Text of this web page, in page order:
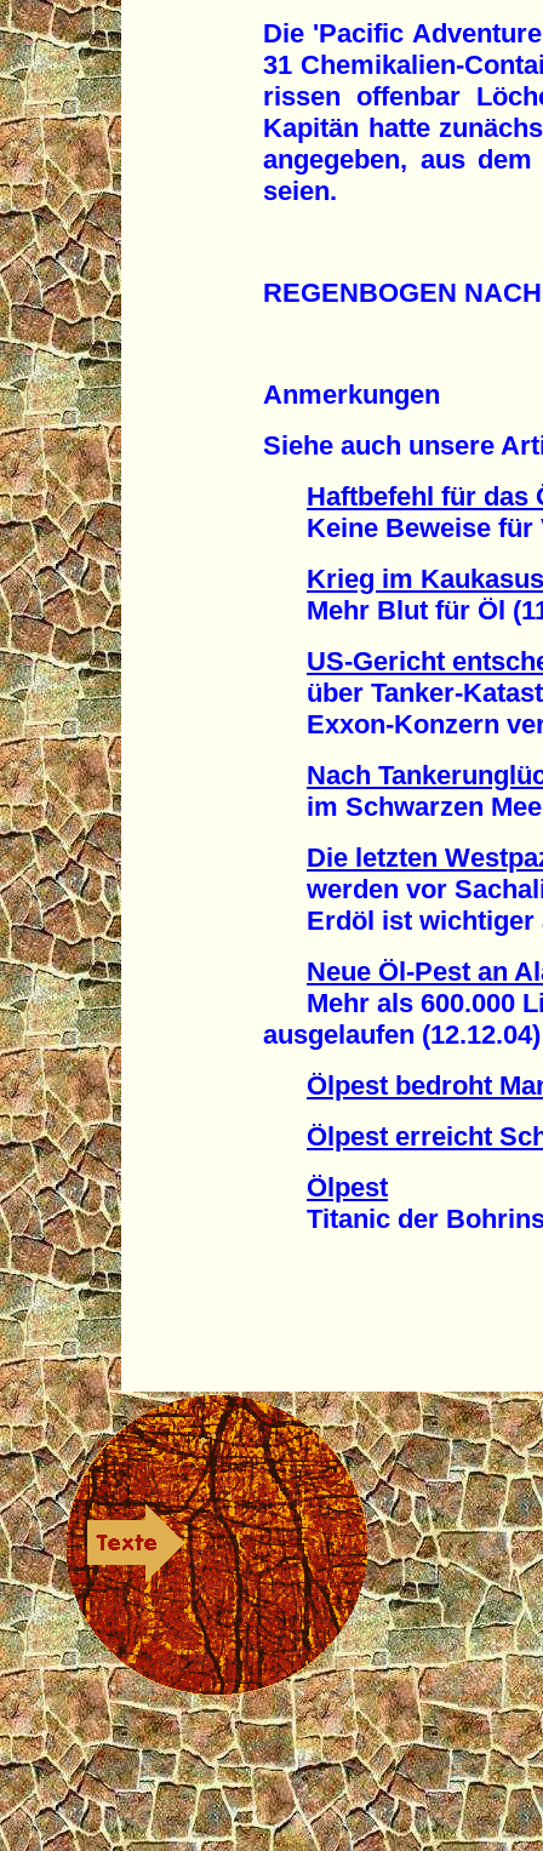
Die 'Pacific
31 Chemikalien-
rissen offenbar
Kapitän hatte
angegeben, aus
seien.
REGENBOGEN
Anmerkungen
Siehe auch unsere
Haftbefehl für das
Keine Beweise für
Krieg im Kaukasus
Mehr Blut für Öl
US-Gericht
über Tanker-
Exxon-Konzern
Nach
im Schwarzen
Die letzten
werden vor
Erdöl ist wichtiger
Neue Öl-Pest an
Mehr als 600.000
ausgelaufen (12.12.04)
Ölpest bedroht
Ölpest erreicht
Ölpest
Titanic der